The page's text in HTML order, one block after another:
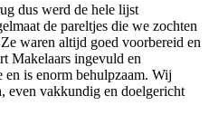
dus werd de hele lijst
de pareltjes die we zochten
waren altijd goed voorbereid en
Makelaars ingevuld en
is enorm behulpzaam. Wij
even vakkundig en doelgericht